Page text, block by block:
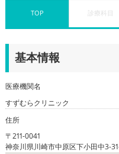
TOP 診療科目
基本情報
医療機関名
すずむらクリニック
住所
〒211-0041
神奈川県川崎市中原区下小田中3-